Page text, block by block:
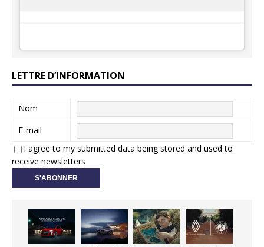
LETTRE D’INFORMATION
Nom
E-mail
I agree to my submitted data being stored and used to
receive newsletters